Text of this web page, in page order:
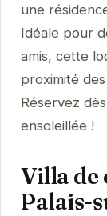
une
Idéale pour
amis, cette
proximité
Réservez
ensoleillée !
Villa de
Palais-